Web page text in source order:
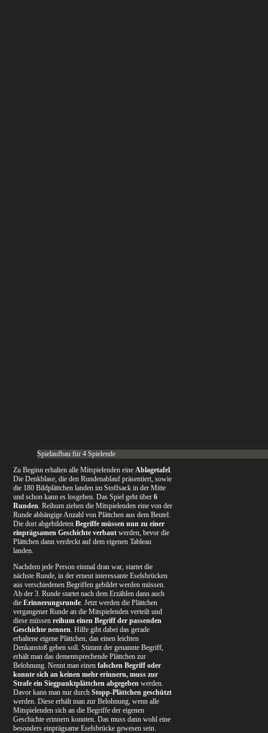
Spielaufbau für 4 Spielende
Zu Beginn erhalten alle Mitspielenden eineAblagetafel.
Die Denkblase, die den Rundenablauf präsentiert, sowie
die 180 Bildplättchen landen im Stoffsack in der Mitte
und schon kann es losgehen. Das Spiel geht über6
Runden. Reihum ziehen die Mitspielenden eine von der
Runde abhängige Anzahl von Plättchen aus dem Beutel.
Die dort abgebildetenBegriffe müssen nun zu einer
einprägsamen Geschichte verbaut werden, bevor die
Plättchen dann verdeckt auf dem eigenen Tableau
landen.
Nachdem jede Person einmal dran war, startet die
nächste Runde, in der erneut interessante Eselsbrücken
aus verschiedenen Begriffen gebildet werden müssen.
Ab der 3. Runde startet nach dem Erzählen dann auch
dieErinnerungsrunde. Jetzt werden die Plättchen
vergangener Runde an die Mitspielenden verteilt und
diese müssenreihum einen Begriff der passenden
Geschichte nennen. Hilfe gibt dabei das gerade
erhaltene eigene Plättchen, das einen leichten
Denkanstoß geben soll. Stimmt der genannte Begriff,
erhält man das dementsprechende Plättchen zur
Belohnung. Nennt man einenfalschen Begriff oder
konnte sich an keinen mehr erinnern, muss zur
Strafe ein Siegpunktplättchen abgegeben werden.
Davor kann man nur durchStopp-Plättchen geschützt
werden. Diese erhält man zur Belohnung, wenn alle
Mitspielenden sich an die Begriffe der eigenen
Geschichte erinnern konnten. Das muss dann wohl eine
besonders einprägsame Eselsbrücke gewesen sein.